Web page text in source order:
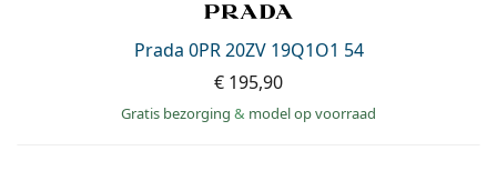
Prada 0PR 20ZV 19Q1O1 54
€ 195,90
Gratis bezorging & model op voorraad